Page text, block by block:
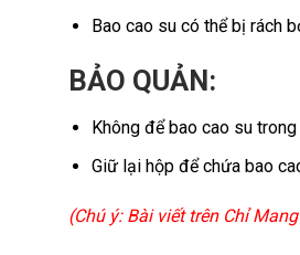
Bao cao su có thể bị rách
BẢO QUẢN:
Không để bao cao su
Giữ lại hộp để chứa bao
(Chú ý: Bài viết trên Chỉ